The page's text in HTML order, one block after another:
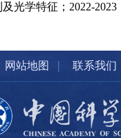
光学特征； 2022-2023
网站地图 | 联系我们